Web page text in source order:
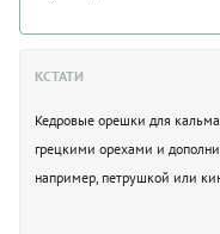
КСТАТИ
Кедровые орешки для
грецкими орехами и
например, петрушкой или